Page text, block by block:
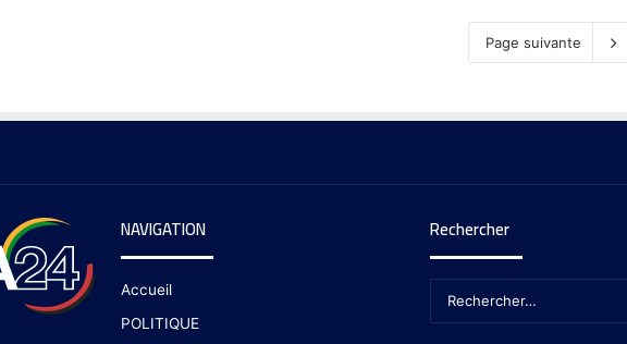
Page suivante
NAVIGATION
Accueil
POLITIQUE
Rechercher